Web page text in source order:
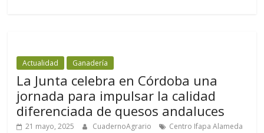
Actualidad Ganadería
La Junta celebra en Córdoba una
jornada para impulsar la calidad
diferenciada de quesos andaluces
21 mayo, 2025 CuadernoAgrario
Centro Ifapa Alameda